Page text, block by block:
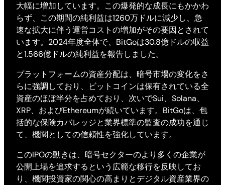
大幅に増加しています。この爆発的な成長にもかかわ
らず、この期間の純利益は1260万ドルに減少し、急
速な拡大に伴う運営コストの増加がその要因とされて
います。2024年度全体で、BitGoは30.8億ドルの収益
と1.566億ドルの純利益を報告しました。
プラットフォームの資産分配は、暗号市場の変化をさ
らに強調しており、ビットコインは保有されている全
資産のほぼ半分を占めており、次いでSui、Solana、
XRP、およびEthereumが続いています。BitGoは、包
括的な保険カバレッジと業界標準の監査の成功を通じ
て、機関としての信頼性を強化しています。
このIPOの動きは、暗号セクターのより多くの企業が
公開上場を追求するという広範な移行を反映してお
り、機関投資家の関心の高まりとデジタル資産業界の